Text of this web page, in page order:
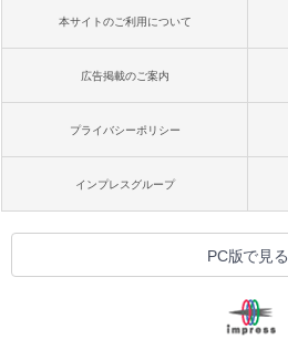
本サイトのご利用について
広告掲載のご案内
プライバシーポリシー
インプレスグループ
PC版で見る